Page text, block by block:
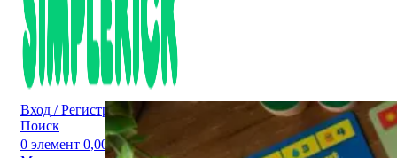
Вход / Регистрация
Поиск
0 элемент 0,00₽